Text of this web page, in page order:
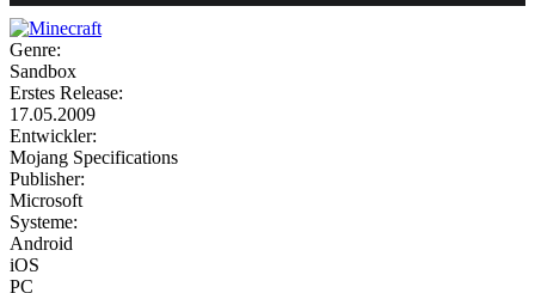
Genre:
Sandbox
Erstes Release:
17.05.2009
Entwickler:
Mojang Specifications
Publisher:
Microsoft
Systeme:
Android
iOS
PC